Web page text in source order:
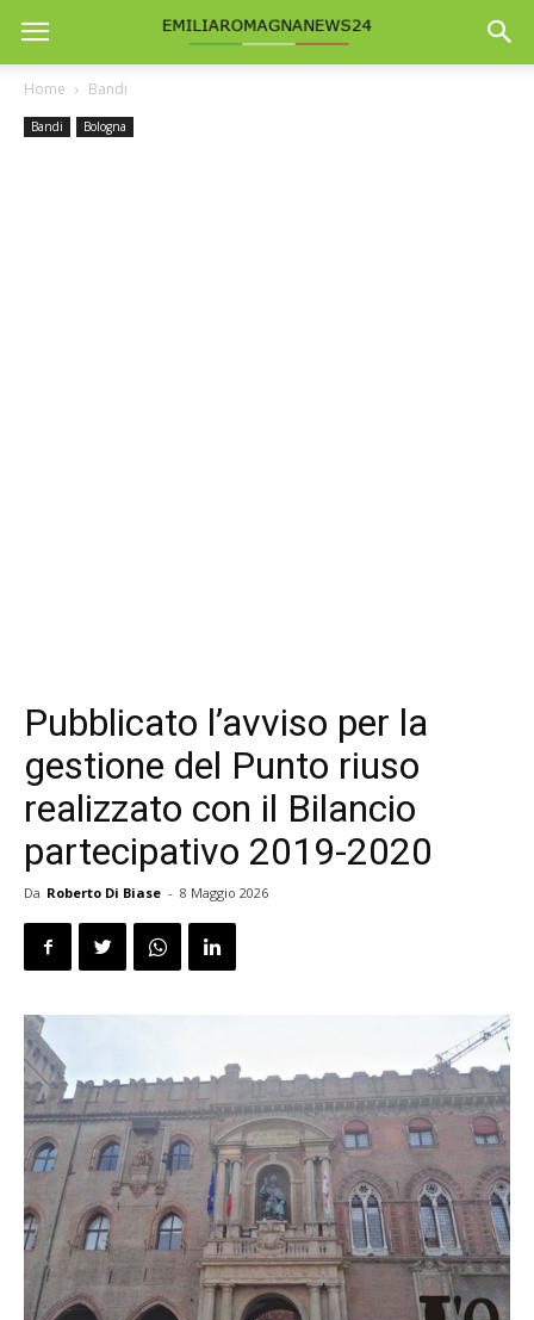
Home Bandi
Bandi Bologna
Pubblicato l’avviso per la
gestione del Punto riuso
realizzato con il Bilancio
partecipativo 2019-2020
Da Roberto Di Biase - 8 Maggio 2026